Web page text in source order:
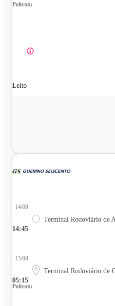
Poltrona
Leito
14:45
14/08
Terminal Rodoviário de
05:15
15/08
Terminal Rodoviário de
Poltrona